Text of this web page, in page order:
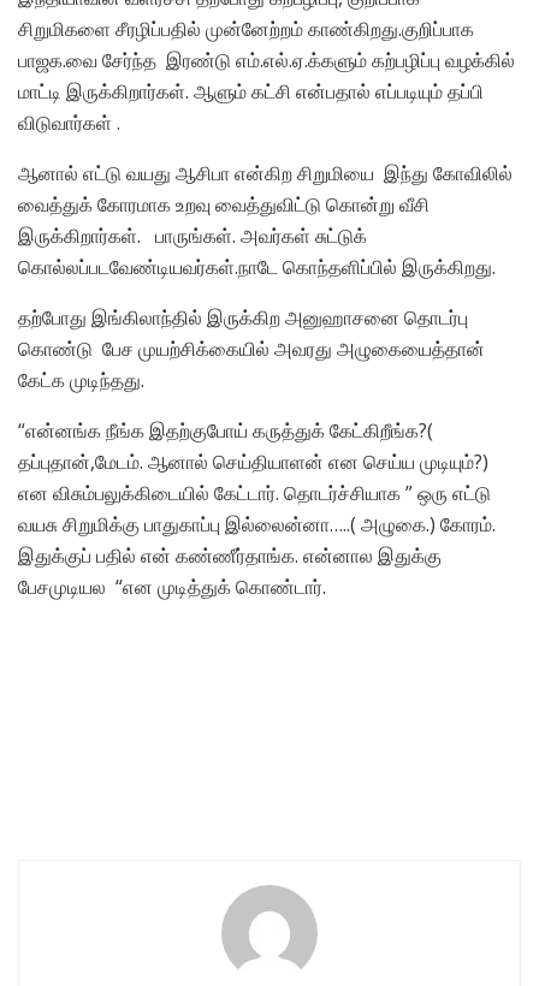
சிறுமிகளை சீரழிப்பதில் முன்னேற்றம் காண்கிறது.குறிப்பாக
பாஜக.வை சேர்ந்த இரண்டு எம்.எல்.ஏ.க்களும் கற்பழிப்பு வழக்கில்
மாட்டி இருக்கிறார்கள். ஆளும் கட்சி என்பதால் எப்படியும் தப்பி
விடுவார்கள் .
ஆனால் எட்டு வயது ஆசிபா என்கிற சிறுமியை இந்து கோவிலில்
வைத்துக் கோரமாக உறவு வைத்துவிட்டு கொன்று வீசி
இருக்கிறார்கள். பாருங்கள். அவர்கள் சுட்டுக்
கொல்லப்படவேண்டியவர்கள்.நாடே கொந்தளிப்பில் இருக்கிறது.
தற்போது இங்கிலாந்தில் இருக்கிற அனுஹாசனை தொடர்பு
கொண்டு பேச முயற்சிக்கையில் அவரது அழுகையைத்தான்
கேட்க முடிந்தது.
“என்னங்க நீங்க இதற்குபோய் கருத்துக் கேட்கிறீங்க?(
தப்புதான்,மேடம். ஆனால் செய்தியாளன் என செய்ய முடியும்?)
என விசும்பலுக்கிடையில் கேட்டார். தொடர்ச்சியாக ” ஒரு எட்டு
வயசு சிறுமிக்கு பாதுகாப்பு இல்லைன்னா…..( அழுகை.) கோரம்.
இதுக்குப் பதில் என் கண்ணீர்தாங்க. என்னால இதுக்கு
பேசமுடியல “என முடித்துக் கொண்டார்.